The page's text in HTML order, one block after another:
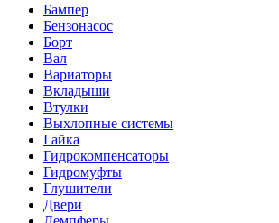
Бампер
Бензонасос
Борт
Вал
Вариаторы
Вкладыши
Втулки
Выхлопные системы
Гайка
Гидрокомпенсаторы
Гидромуфты
Глушители
Двери